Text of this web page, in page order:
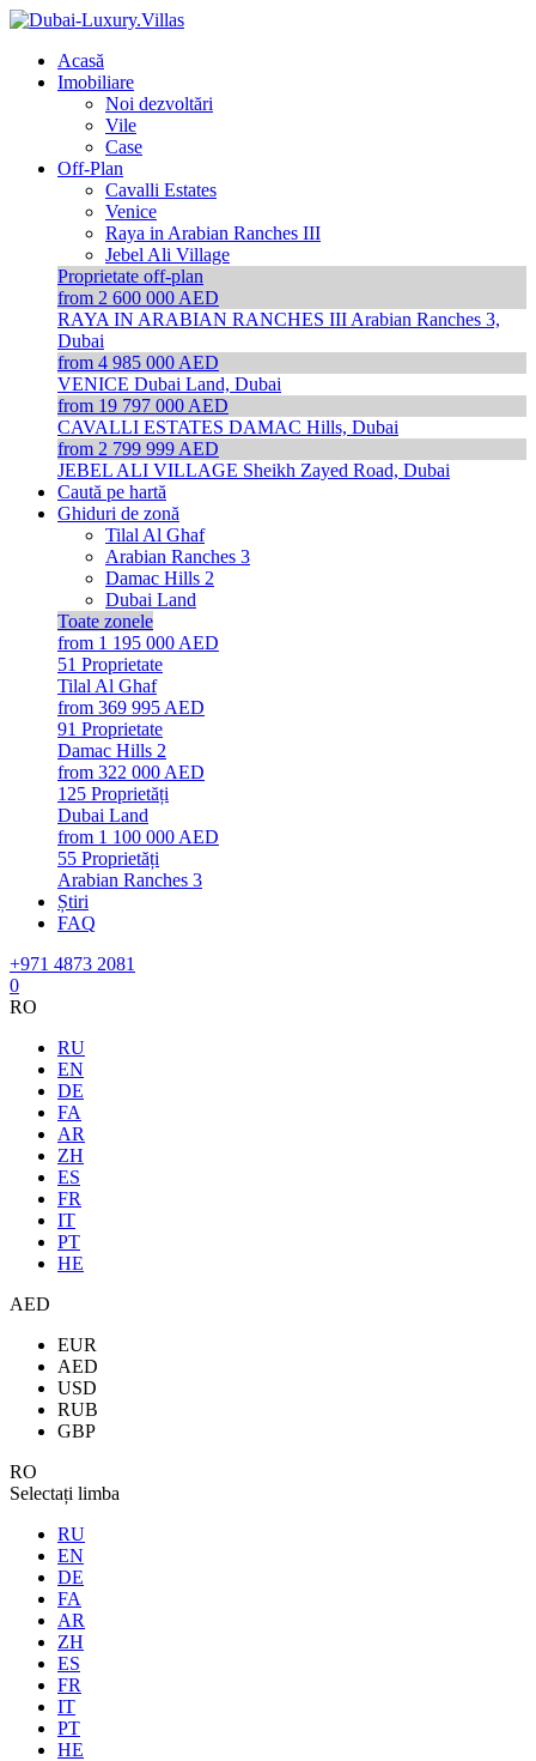
Acasă
Imobiliare
Noi dezvoltări
Vile
Case
Off-Plan
Cavalli Estates
Venice
Raya in Arabian Ranches III
Jebel Ali Village
Proprietate off-plan
from 2 600 000 AED
RAYA IN ARABIAN RANCHES III Arabian Ranches 3,
Dubai
from 4 985 000 AED
VENICE Dubai Land, Dubai
from 19 797 000 AED
CAVALLI ESTATES DAMAC Hills, Dubai
from 2 799 999 AED
JEBEL ALI VILLAGE Sheikh Zayed Road, Dubai
Caută pe hartă
Ghiduri de zonă
Tilal Al Ghaf
Arabian Ranches 3
Damac Hills 2
Dubai Land
Toate zonele
from 1 195 000 AED
51 Proprietate
Tilal Al Ghaf
from 369 995 AED
91 Proprietate
Damac Hills 2
from 322 000 AED
125 Proprietăți
Dubai Land
from 1 100 000 AED
55 Proprietăți
Arabian Ranches 3
Știri
FAQ
+971 4873 2081
0
RO
RU
EN
DE
FA
AR
ZH
ES
FR
IT
PT
HE
AED
EUR
AED
USD
RUB
GBP
RO
Selectați limba
RU
EN
DE
FA
AR
ZH
ES
FR
IT
PT
HE